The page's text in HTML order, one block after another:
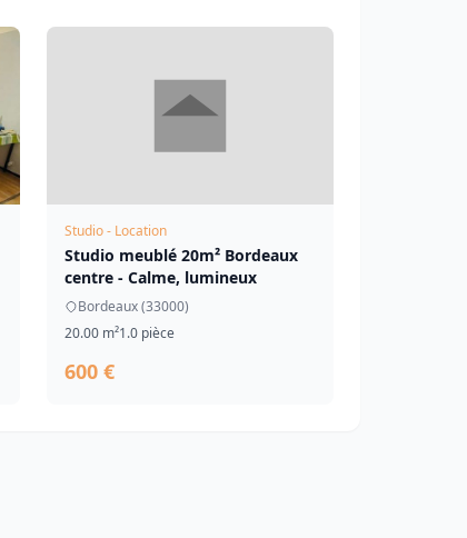
Studio - Location
Studio meublé 20m² Bordeaux
centre - Calme, lumineux
Bordeaux (33000)
20.00 m²1.0 pièce
600 €